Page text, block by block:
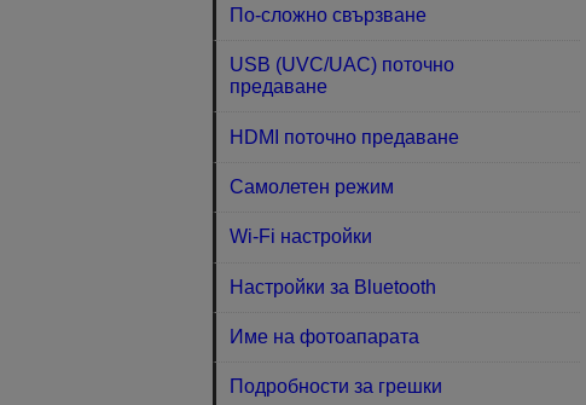
По-сложно свързване
USB (UVC/UAC) поточно
предаване
HDMI поточно предаване
Самолетен режим
Wi-Fi настройки
Настройки за Bluetooth
Име на фотоапарата
Подробности за грешки